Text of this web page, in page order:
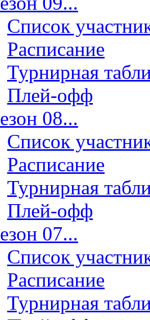
Список
Расписание
Турнирная
Плей-офф
08...
Список
Расписание
Турнирная
Плей-офф
07...
Список
Расписание
Турнирная